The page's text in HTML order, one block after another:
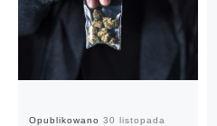
Opublikowano 30 listopada